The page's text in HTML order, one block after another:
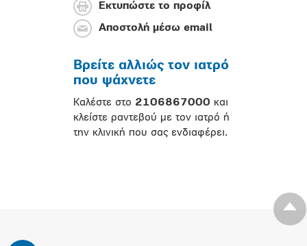
Εκτυπώστε το προφίλ
Αποστολή μέσω email
Βρείτε αλλιώς τον ιατρό
που ψάχνετε
Καλέστε στο 2106867000 και
κλείστε ραντεβού με τον ιατρό ή
την κλινική που σας ενδιαφέρει.